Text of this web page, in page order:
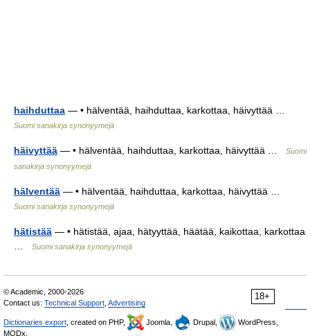
haihduttaa — • hälventää, haihduttaa, karkottaa, häivyttää …
Suomi sanakirja synonyymejä
häivyttää — • hälventää, haihduttaa, karkottaa, häivyttää …
Suomi
sanakirja synonyymejä
hälventää — • hälventää, haihduttaa, karkottaa, häivyttää …
Suomi sanakirja synonyymejä
hätistää — • hätistää, ajaa, hätyyttää, häätää, kaikottaa, karkottaa
Suomi sanakirja synonyymejä
18+
© Academic, 2000-2026
Contact us: Technical Support Advertising
Dictionaries export , created on PHP, Joomla, Drupal,
WordPress,
MODx.